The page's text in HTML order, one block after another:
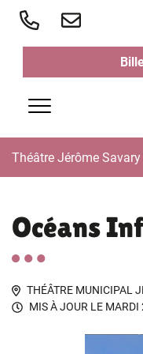
Aller
contenu
Menu
Théâtre Jérôme Savary
Océans
THÉÂTRE MUNICIPAL
MIS À JOUR LE MARDI